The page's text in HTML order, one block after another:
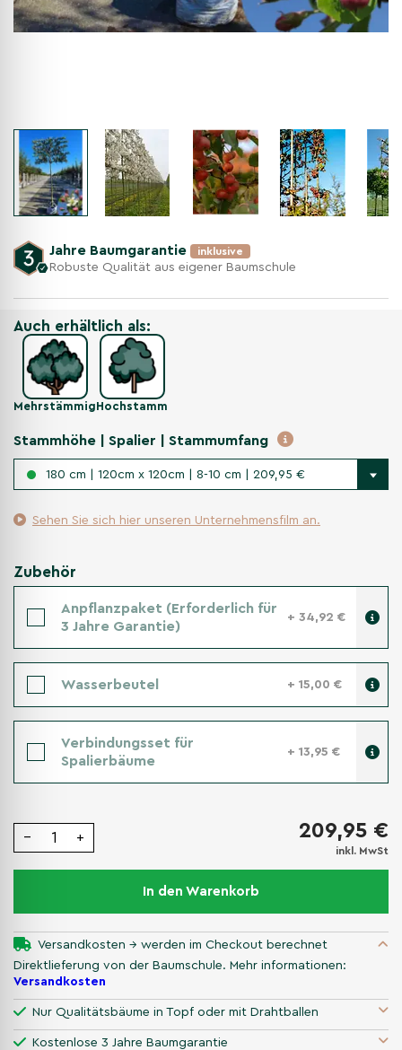
Jahre Baumgarantie inklusive
Robuste Qualität aus eigener Baumschule
Auch erhältlich als:
MehrstämmigHochstamm
Stammhöhe | Spalier | Stammumfang
180 cm | 120cm x 120cm | 8-10 cm | 209,95 €
Sehen Sie sich hier unseren Unternehmensfilm an.
Zubehör
Anpflanzpaket (Erforderlich für
3 Jahre Garantie)
+ 34,92 €
Wasserbeutel + 15,00 €
Verbindungsset für
Spalierbäume
+ 13,95 €
− + 209,95 €
inkl. MwSt
In den Warenkorb
Versandkosten → werden im Checkout berechnet
Direktlieferung von der Baumschule. Mehr informationen:
Versandkosten
Nur Qualitätsbäume in Topf oder mit Drahtballen
Kostenlose 3 Jahre Baumgarantie